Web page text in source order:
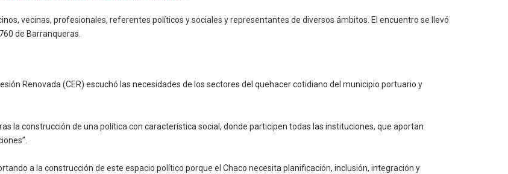
vecinas, profesionales, referentes políticos y sociales y representantes de diversos ámbitos. El encuentro se llevó
de Barranqueras.
Renovada (CER) escuchó las necesidades de los sectores del quehacer cotidiano del municipio portuario y
la construcción de una política con característica social, donde participen todas las instituciones, que aportan
a la construcción de este espacio político porque el Chaco necesita planificación, inclusión, integración y